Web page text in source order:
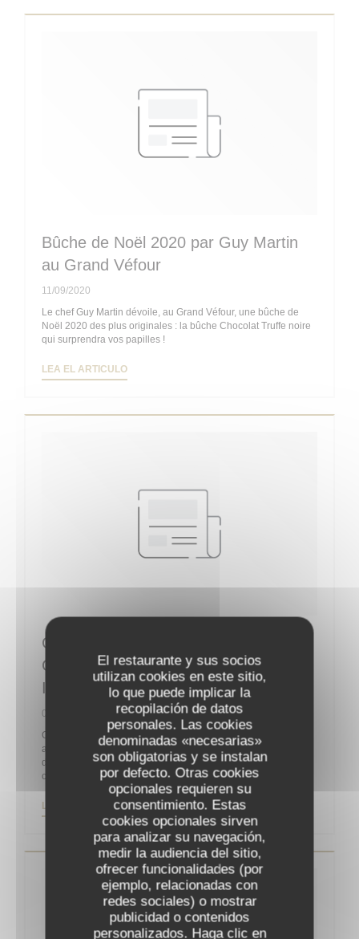
El restaurante y sus socios
utilizan cookies en este sitio,
lo que puede implicar la
recopilación de datos
personales. Las cookies
denominadas «necesarias»
son obligatorias y se instalan
por defecto. Otras cookies
opcionales requieren su
consentimiento. Estas
cookies opcionales sirven
para analizar su navegación,
medir la audiencia del sitio,
ofrecer funcionalidades (por
ejemplo, relacionadas con
redes sociales) o mostrar
publicidad o contenidos
personalizados. Haga clic en
Bûche de Noël 2020 par Guy Martin
au Grand Véfour
11/09/2020
Le chef Guy Martin dévoile, au Grand Véfour, une bûche de
Noël 2020 des plus originales : la bûche Chocolat Truffe noire
qui surprendra vos papilles !
LEA EL ARTICULO((ABRE EN UNA NUEVA VENTANA))
Guy Martin : “La Reprise Sera
Compliquée Sans La Clientèle
Internationale”
06/05/2020
On ne présente plus le chef Guy Martin, un des célèbres
acteurs de la gastronomie française, propriétaire et chef
d’orchestre du Grand Véfour depuis 2011 après y être entré
comme directeur en 1991 pour la famille Jean Taittinger.
LEA EL ARTICULO((ABRE EN UNA NUEVA VENTANA))